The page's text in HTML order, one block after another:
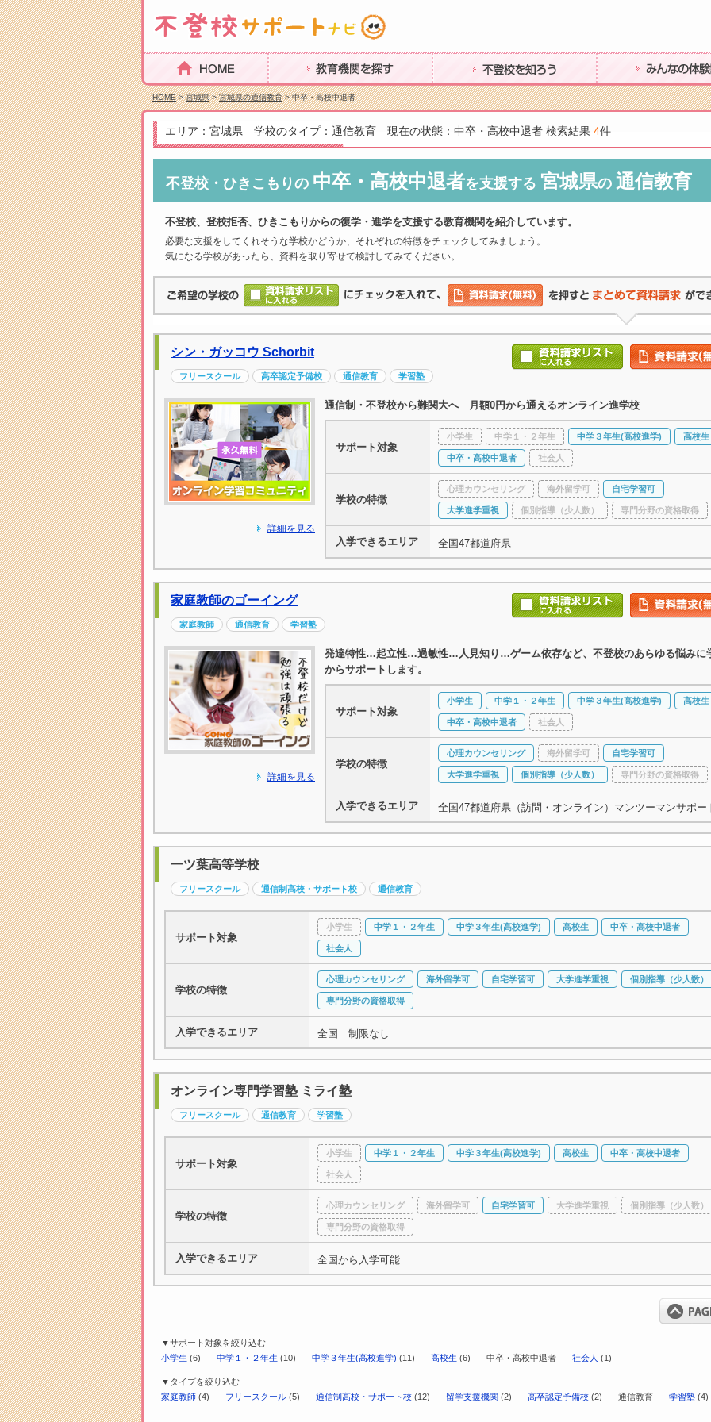
HOME 教育機関を探す 不登校を知ろう みんなの体験談
HOME>宮城県>宮城県の通信教育> 中卒・高校中退者
エリア：宮城県 学校のタイプ：通信教育 現在の状態：中卒・高校中退者 検索結果 4件
不登校・ひきこもりの 中卒・高校中退者を支援する 宮城県の 通信教育
不登校、登校拒否、ひきこもりからの復学・進学を支援する教育機関を紹介しています。
必要な支援をしてくれそうな学校かどうか、それぞれの特徴をチェックしてみましょう。
気になる学校があったら、資料を取り寄せて検討してみてください。
シン・ガッコウ Schorbit
フリースクール 高卒認定予備校 通信教育 学習塾
詳細を見る
通信制・不登校から難関大へ 月額0円から通えるオンライン進学校
サポート対象
小学生 中学１・２年生 中学３年生(高校進学) 高校生
中卒・高校中退者 社会人
学校の特徴
心理カウンセリング 海外留学可 自宅学習可
大学進学重視 個別指導（少人数） 専門分野の資格取得
入学できるエリア 全国47都道府県
家庭教師のゴーイング
家庭教師 通信教育 学習塾
詳細を見る
発達特性…起立性…過敏性…人見知り…ゲーム依存など、不登校のあらゆる悩みに
からサポートします。
サポート対象
小学生 中学１・２年生 中学３年生(高校進学) 高校生
中卒・高校中退者 社会人
学校の特徴
心理カウンセリング 海外留学可 自宅学習可
大学進学重視 個別指導（少人数） 専門分野の資格取得
入学できるエリア 全国47都道府県（訪問・オンライン）マンツーマンサポー
一ツ葉高等学校
フリースクール 通信制高校・サポート校 通信教育
サポート対象
小学生 中学１・２年生 中学３年生(高校進学) 高校生 中卒・高校中退者
社会人
学校の特徴
心理カウンセリング 海外留学可 自宅学習可 大学進学重視 個別指導（少人数）
専門分野の資格取得
入学できるエリア 全国 制限なし
オンライン専門学習塾 ミライ塾
フリースクール 通信教育 学習塾
サポート対象
小学生 中学１・２年生 中学３年生(高校進学) 高校生 中卒・高校中退者
社会人
学校の特徴
心理カウンセリング 海外留学可 自宅学習可 大学進学重視 個別指導（少人数）
専門分野の資格取得
入学できるエリア 全国から入学可能
▼サポート対象を絞り込む
小学生 (6) 中学１・２年生 (10) 中学３年生(高校進学) (11) 高校生 (6) 中卒・高校中退者 社会人 (1)
▼タイプを絞り込む
家庭教師 (4) フリースクール (5) 通信制高校・サポート校 (12) 留学支援機関 (2) 高卒認定予備校 (2) 通信教育 学習塾 (4)